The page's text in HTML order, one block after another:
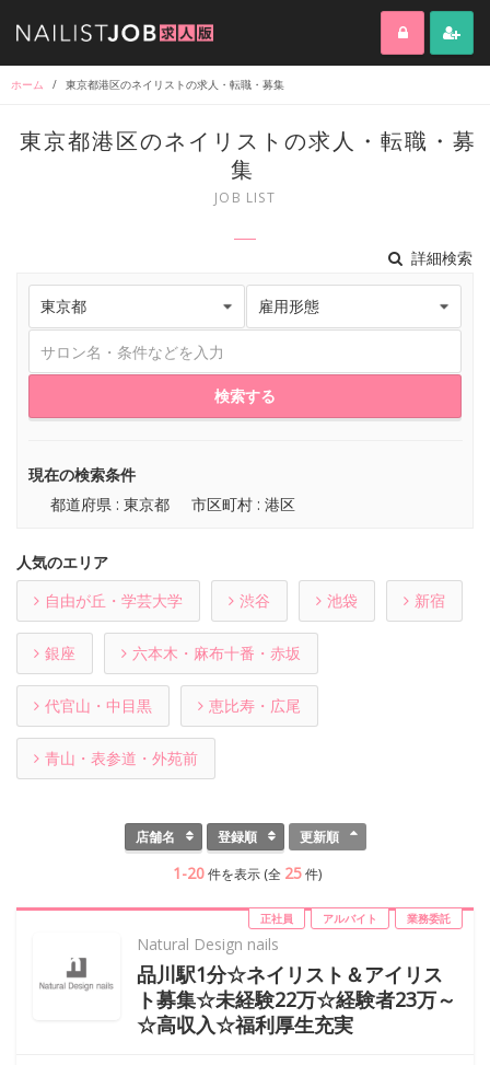
ホーム / 東京都港区のネイリストの求人・転職・募集
東京都港区のネイリストの求人・転職・募
集
JOB LIST
検索する
詳細検索
現在の検索条件
都道府県 : 東京都
市区町村 : 港区
人気のエリア
自由が丘・学芸大学
渋谷 池袋 新宿
銀座 六本木・麻布十番・赤坂
代官山・中目黒 恵比寿・広尾
青山・表参道・外苑前
店舗名 登録順 更新順
1-20 件を表示 (全 25 件)
正社員 アルバイト 業務委託
Natural Design nails
品川駅1分☆ネイリスト＆アイリス
ト募集☆未経験22万☆経験者23万～
☆高収入☆福利厚生充実